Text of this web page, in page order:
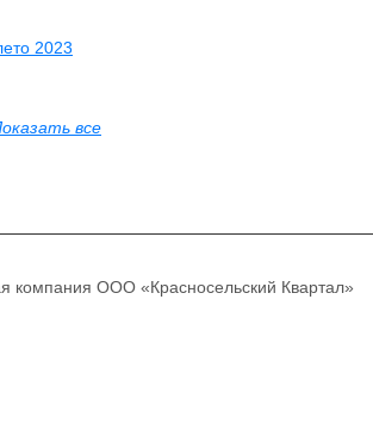
2023
все
компания ООО «Красносельский Квартал»